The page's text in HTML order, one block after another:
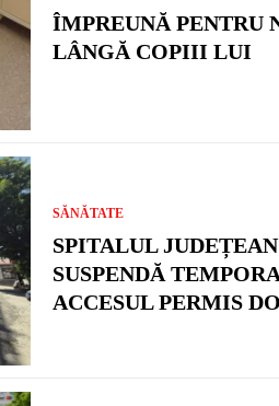
ÎMPREUNĂ PENTRU
LÂNGĂ COPIII LUI
SĂNĂTATE
SPITALUL
SUSPENDĂ
ACCESUL PERMIS